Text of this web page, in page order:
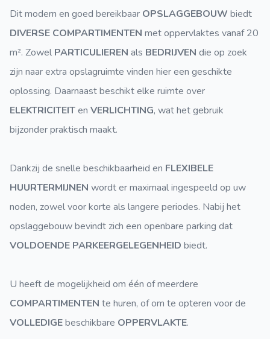
Dit modern en goed bereikbaar OPSLAGGEBOUW biedt
DIVERSE COMPARTIMENTEN met oppervlaktes vanaf 20
m². Zowel PARTICULIEREN als BEDRIJVEN die op zoek
zijn naar extra opslagruimte vinden hier een geschikte
oplossing. Daarnaast beschikt elke ruimte over
ELEKTRICITEITen VERLICHTING, wat het gebruik
bijzonder praktisch maakt.
Dankzij de snelle beschikbaarheid en FLEXIBELE
HUURTERMIJNEN wordt er maximaal ingespeeld op uw
noden, zowel voor korte als langere periodes. Nabij het
opslaggebouw bevindt zich een openbare parking dat
VOLDOENDE PARKEERGELEGENHEID biedt.
U heeft de mogelijkheid om één of meerdere
COMPARTIMENTEN te huren, of om te opteren voor de
VOLLEDIGEbeschikbare OPPERVLAKTE.